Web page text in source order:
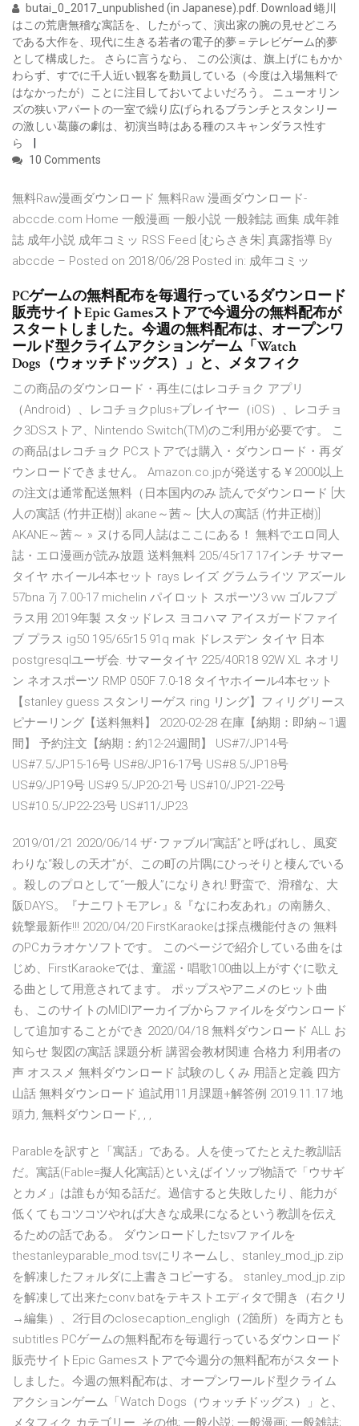
butai_0_2017_unpublished (in Japanese).pdf. Download 蜷川
はこの荒唐無稽な寓話を、したがって、演出家の腕の見せどころ
である大作を、現代に生きる若者の電子的夢＝テレビゲーム的夢
として構成した。 さらに言うなら、 この公演は、旗上げにもかか
わらず、すでに千人近い観客を動員している（今度は入場無料で
はなかったが）ことに注目しておいてよいだろう。 ニューオリン
ズの狭いアパートの一室で繰り広げられるブランチとスタンリー
の激しい葛藤の劇は、初演当時はある種のスキャンダラス性す
ら
10 Comments
無料Raw漫画ダウンロード 無料Raw 漫画ダウンロード-
abccde.com Home 一般漫画 一般小説 一般雑誌 画集 成年雑
誌 成年小説 成年コミッ RSS Feed [むらさき朱] 真露指導 By
abccde – Posted on 2018/06/28 Posted in: 成年コミッ
PCゲームの無料配布を毎週行っているダウンロード
販売サイトEpic Gamesストアで今週分の無料配布が
スタートしました。今週の無料配布は、オープンワ
ールド型クライムアクションゲーム「Watch
Dogs（ウォッチドッグス）」と、メタフィク
この商品のダウンロード・再生にはレコチョク アプリ
（Android）、レコチョクplus+プレイヤー（iOS）、レコチョ
ク3DSストア、Nintendo Switch(TM)のご利用が必要です。 こ
の商品はレコチョク PCストアでは購入・ダウンロード・再ダ
ウンロードできません。 Amazon.co.jpが発送する￥2000以上
の注文は通常配送無料（日本国内のみ 読んでダウンロード [大
人の寓話 (竹井正樹)] akane～茜～ [大人の寓話 (竹井正樹)]
AKANE～茜～ » ヌける同人誌はここにある！ 無料でエロ同人
誌・エロ漫画が読み放題 送料無料 205/45r17 17インチ サマー
タイヤ ホイール4本セット rays レイズ グラムライツ アズール
57bna 7j 7.00-17 michelin パイロット スポーツ3 vw ゴルフプ
ラス用 2019年製 スタッドレス ヨコハマ アイスガードファイ
ブ プラス ig50 195/65r15 91q mak ドレスデン タイヤ 日本
postgresqlユーザ会. サマータイヤ 225/40R18 92W XL ネオリ
ン ネオスポーツ RMP 050F 7.0-18 タイヤホイール4本セット
【stanley guess スタンリーゲス ring リング】フィリグリース
ピナーリング【送料無料】 2020-02-28 在庫【納期：即納～1週
間】 予約注文【納期：約12-24週間】 US#7/JP14号
US#7.5/JP15-16号 US#8/JP16-17号 US#8.5/JP18号
US#9/JP19号 US#9.5/JP20-21号 US#10/JP21-22号
US#10.5/JP22-23号 US#11/JP23
2019/01/21 2020/06/14 ザ･ファブル|“寓話”と呼ばれし、風変
わりな“殺しの天才”が、この町の片隅にひっそりと棲んでいる
。殺しのプロとして“一般人”になりきれ! 野蛮で、滑稽な、大
阪DAYS。『ナニワトモアレ』&『なにわ友あれ』の南勝久、
銃撃最新作!!! 2020/04/20 FirstKaraokeは採点機能付きの 無料
のPCカラオケソフトです。 このページで紹介している曲をは
じめ、FirstKaraokeでは、童謡・唱歌100曲以上がすぐに歌え
る曲として用意されてます。 ポップスやアニメのヒット曲
も、このサイトのMIDIアーカイブからファイルをダウンロード
して追加することができ 2020/04/18 無料ダウンロード ALL お
知らせ 製図の寓話 課題分析 講習会教材関連 合格力 利用者の
声 オススメ 無料ダウンロード 試験のしくみ 用語と定義 四方
山話 無料ダウンロード 追試用11月課題+解答例 2019.11.17 地
頭力, 無料ダウンロード, , ,
Parableを訳すと「寓話」である。人を使ってたとえた教訓話
だ。寓話(Fable=擬人化寓話)といえばイソップ物語で「ウサギ
とカメ」は誰もが知る話だ。過信すると失敗したり、能力が
低くてもコツコツやれば大きな成果になるという教訓を伝え
るための話である。 ダウンロードしたtsvファイルを
thestanleyparable_mod.tsvにリネームし、stanley_mod_jp.zip
を解凍したフォルダに上書きコピーする。 stanley_mod_jp.zip
を解凍して出来たconv.batをテキストエディタで開き（右クリ
→編集）、2行目のclosecaption_engligh（2箇所）を両方とも
subtitles PCゲームの無料配布を毎週行っているダウンロード
販売サイトEpic Gamesストアで今週分の無料配布がスタート
しました。今週の無料配布は、オープンワールド型クライム
アクションゲーム「Watch Dogs（ウォッチドッグス）」と、